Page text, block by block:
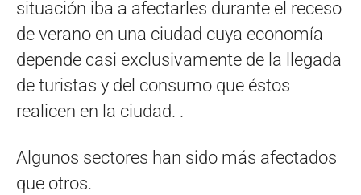
situación iba a afectarles durante el receso
de verano en una ciudad cuya economía
depende casi exclusivamente de la llegada
de turistas y del consumo que éstos
realicen en la ciudad. .
Algunos sectores han sido más afectados
que otros.